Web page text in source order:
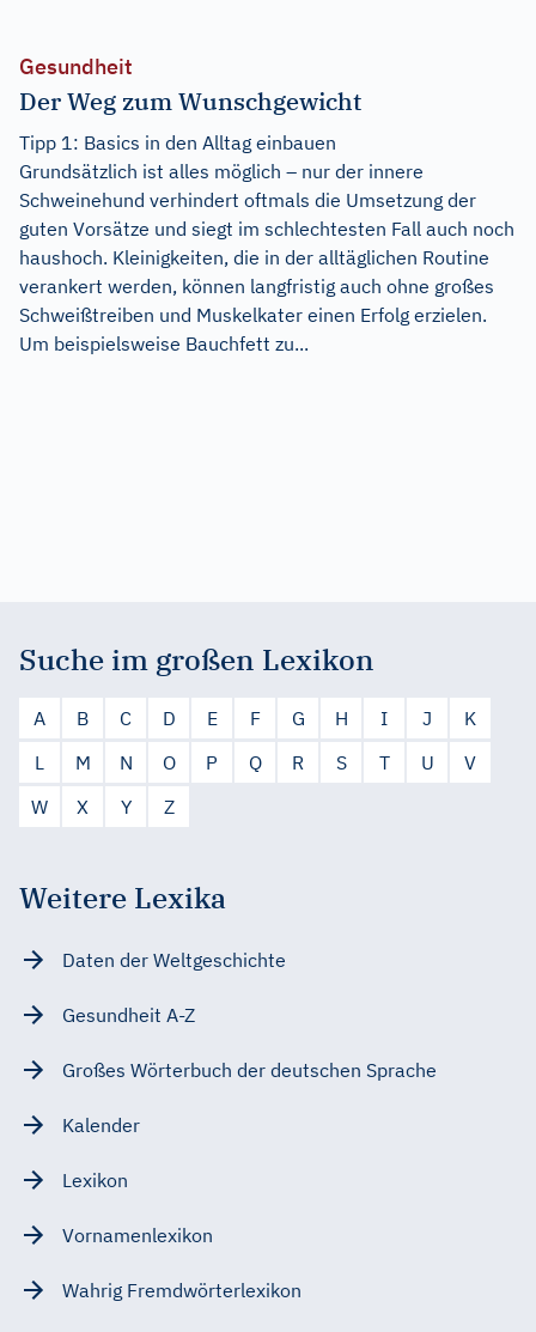
Gesundheit
Der Weg zum Wunschgewicht
Tipp 1: Basics in den Alltag einbauen
Grundsätzlich ist alles möglich – nur der innere
Schweinehund verhindert oftmals die Umsetzung der
guten Vorsätze und siegt im schlechtesten Fall auch noch
haushoch. Kleinigkeiten, die in der alltäglichen Routine
verankert werden, können langfristig auch ohne großes
Schweißtreiben und Muskelkater einen Erfolg erzielen.
Um beispielsweise Bauchfett zu...
Suche im großen Lexikon
A B C D E F G H I J
K
L
M N O P Q R S T U
V
W
X Y Z
Weitere Lexika
Daten der Weltgeschichte
Gesundheit A-Z
Großes Wörterbuch der deutschen Sprache
Kalender
Lexikon
Vornamenlexikon
Wahrig Fremdwörterlexikon